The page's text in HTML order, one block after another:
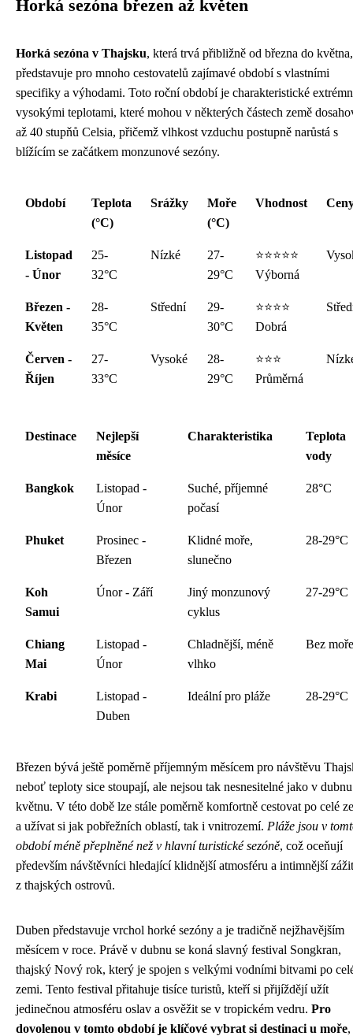
Horká sezóna březen až květen
Horká sezóna v Thajsku, která trvá přibližně od března do května,
představuje pro mnoho cestovatelů zajímavé období s vlastními
specifiky a výhodami. Toto roční období je charakteristické
vysokými teplotami, které mohou v některých částech země
až 40 stupňů Celsia, přičemž vlhkost vzduchu postupně narůstá s
blížícím se začátkem monzunové sezóny.
Období
Teplota
(°C)
Srážky
Moře
(°C)
Vhodnost
Listopad
- Únor
25-
32°C
Nízké
27-
29°C
⭐⭐⭐⭐⭐
Výborná
Březen -
Květen
28-
35°C
Střední
29-
30°C
⭐⭐⭐⭐
Dobrá
Červen -
Říjen
27-
33°C
Vysoké
28-
29°C
⭐⭐⭐
Průměrná
Destinace
Nejlepší
měsíce
Charakteristika
Teplota
vody
Bangkok
Listopad -
Únor
Suché, příjemné
počasí
28°C
Phuket
Prosinec -
Březen
Klidné moře,
slunečno
28-29°C
Koh
Samui
Únor - Září
Jiný monzunový
cyklus
27-29°C
Chiang
Mai
Listopad -
Únor
Chladnější, méně
vlhko
Bez moře
Krabi
Listopad -
Duben
Ideální pro pláže 28-29°C
Březen bývá ještě poměrně příjemným měsícem pro návštěvu
neboť teploty sice stoupají, ale nejsou tak nesnesitelné jako v
květnu. V této době lze stále poměrně komfortně cestovat po celé
a užívat si jak pobřežních oblastí, tak i vnitrozemí. Pláže jsou v
období méně přeplněné než v hlavní turistické sezóně, což oceňují
především návštěvníci hledající klidnější atmosféru a intimnější
z thajských ostrovů.
Duben představuje vrchol horké sezóny a je tradičně nejžhavějším
měsícem v roce. Právě v dubnu se koná slavný festival Songkran,
thajský Nový rok, který je spojen s velkými vodními bitvami po
zemi. Tento festival přitahuje tisíce turistů, kteří si přijíždějí užít
jedinečnou atmosféru oslav a osvěžit se v tropickém vedru. Pro
dovolenou v tomto období je klíčové vybrat si destinaci u moře